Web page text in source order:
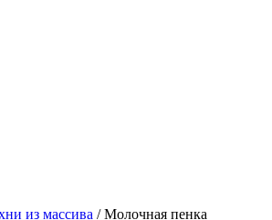
из массива / Молочная пенка